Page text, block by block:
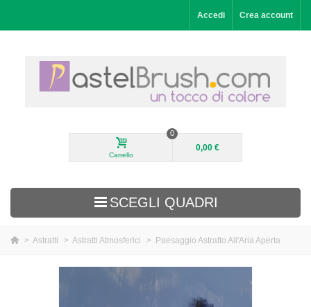
Accedi Crea account
Carrello
0
0,00 €
SCEGLI QUADRI
> Astratti > Astratti Atmosferici > Paesaggio Astratto All'Aria Aperta